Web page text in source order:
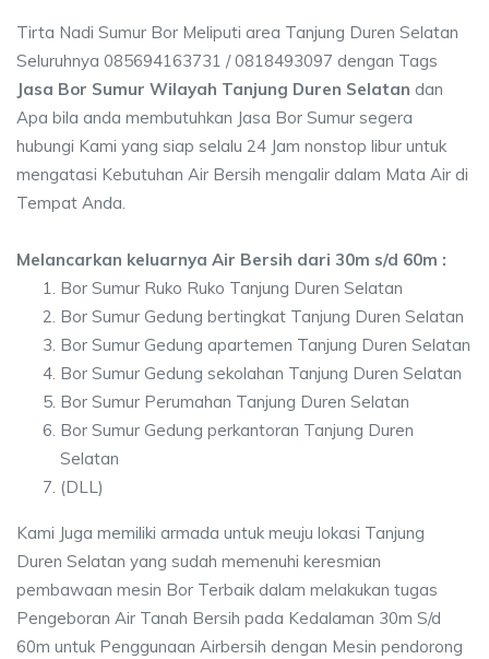
Tirta Nadi Sumur Bor Meliputi area Tanjung Duren Selatan
Seluruhnya 085694163731 / 0818493097 dengan Tags
Jasa Bor Sumur Wilayah Tanjung Duren Selatan dan
Apa bila anda membutuhkan Jasa Bor Sumur segera
hubungi Kami yang siap selalu 24 Jam nonstop libur untuk
mengatasi Kebutuhan Air Bersih mengalir dalam Mata Air di
Tempat Anda.
Melancarkan keluarnya Air Bersih dari 30m s/d 60m :
Bor Sumur Ruko Ruko Tanjung Duren Selatan
Bor Sumur Gedung bertingkat Tanjung Duren Selatan
Bor Sumur Gedung apartemen Tanjung Duren Selatan
Bor Sumur Gedung sekolahan Tanjung Duren Selatan
Bor Sumur Perumahan Tanjung Duren Selatan
Bor Sumur Gedung perkantoran Tanjung Duren
Selatan
(DLL)
Kami Juga memiliki armada untuk meuju lokasi Tanjung
Duren Selatan yang sudah memenuhi keresmian
pembawaan mesin Bor Terbaik dalam melakukan tugas
Pengeboran Air Tanah Bersih pada Kedalaman 30m S/d
60m untuk Penggunaan Airbersih dengan Mesin pendorong